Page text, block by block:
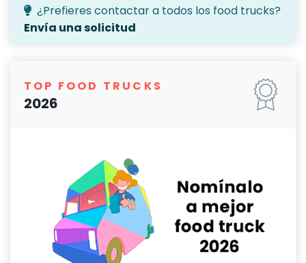
¿Prefieres contactar a todos los food trucks?
Envía una solicitud
TOP FOOD TRUCKS
2026